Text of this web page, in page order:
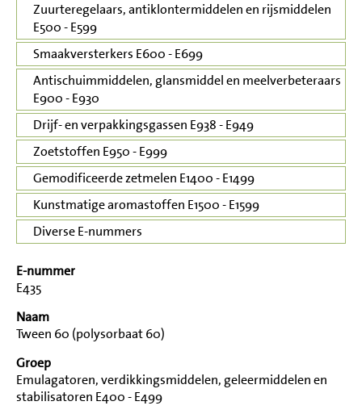
Zuurteregelaars, antiklontermiddelen en rijsmiddelen
E500 - E599
Smaakversterkers E600 - E699
Antischuimmiddelen, glansmiddel en meelverbeteraars
E900 - E930
Drijf- en verpakkingsgassen E938 - E949
Zoetstoffen E950 - E999
Gemodificeerde zetmelen E1400 - E1499
Kunstmatige aromastoffen E1500 - E1599
Diverse E-nummers
E-nummer
E435
Naam
Tween 60 (polysorbaat 60)
Groep
Emulagatoren, verdikkingsmiddelen, geleermiddelen en
stabilisatoren E400 - E499